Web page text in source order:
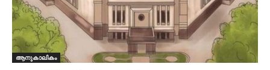
ആനുകാലികം